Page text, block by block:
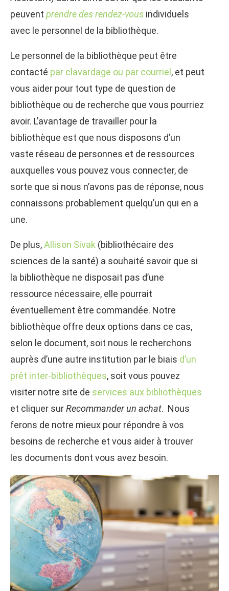
peuvent prendre des rendez-vous individuels
avec le personnel de la bibliothèque.
Le personnel de la bibliothèque peut être
contacté par clavardage ou par courriel, et peut
vous aider pour tout type de question de
bibliothèque ou de recherche que vous pourriez
avoir. L’avantage de travailler pour la
bibliothèque est que nous disposons d’un
vaste réseau de personnes et de ressources
auxquelles vous pouvez vous connecter, de
sorte que si nous n’avons pas de réponse, nous
connaissons probablement quelqu’un qui en a
une.
De plus,Allison Sivak (bibliothécaire des
sciences de la santé) a souhaité savoir que si
la bibliothèque ne disposait pas d’une
ressource nécessaire, elle pourrait
éventuellement être commandée. Notre
bibliothèque offre deux options dans ce cas,
selon le document, soit nous le recherchons
auprès d’une autre institution par le biais d’un
prêt inter-bibliothèques, soit vous pouvez
visiter notre site de services aux bibliothèques
et cliquer surRecommander un achat. Nous
ferons de notre mieux pour répondre à vos
besoins de recherche et vous aider à trouver
les documents dont vous avez besoin.